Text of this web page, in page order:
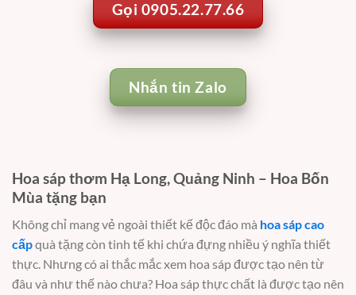
Gọi 0905.22.77.66
Nhắn tin Zalo
Hoa sáp thơm Hạ Long, Quảng Ninh – Hoa Bốn
Mùa tặng bạn
Không chỉ mang vẻ ngoài thiết kế độc đáo mà hoa sáp cao
cấpquà tặng còn tinh tế khi chứa đựng nhiều ý nghĩa thiết
thực. Nhưng có ai thắc mắc xem hoa sáp được tạo nên từ
đâu và như thế nào chưa? Hoa sáp thực chất là được tạo nên